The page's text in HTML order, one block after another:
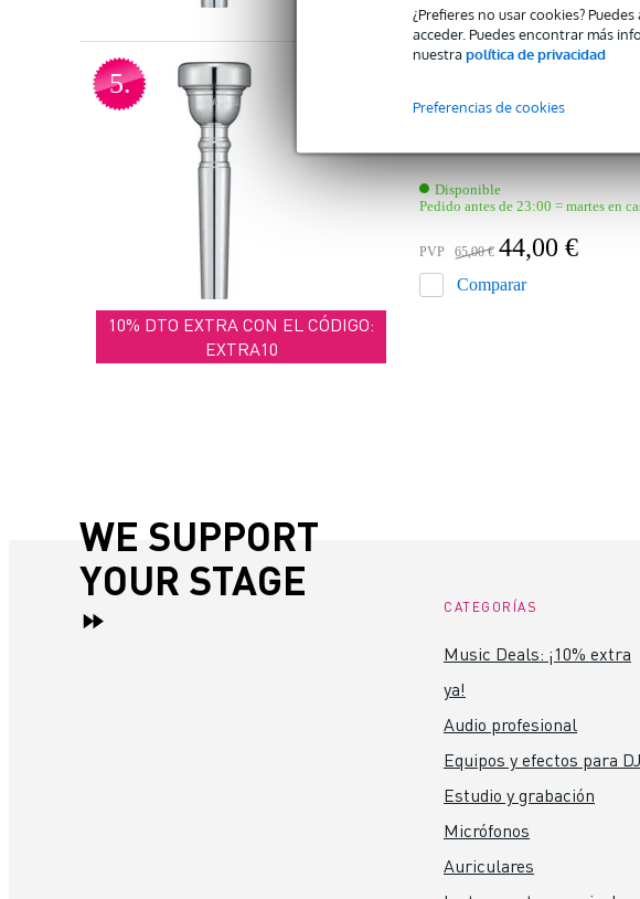
¿Prefieres no usar cookies?
acceder. Puedes encontrar más
nuestra política de privacidad
Preferencias de cookies
5.
10% DTO EXTRA CON EL CÓDIGO:
EXTRA10
Boquilla Yamaha de la serie
Disponible
Pedido antes de 23:00 = martes en
PVP 65,00 € 44,00 €
Comparar
WE SUPPORT
YOUR STAGE
CATEGORÍAS
Music Deals: ¡10% extra
ya!
Audio profesional
Equipos y efectos para DJ
Estudio y grabación
Micrófonos
Auriculares